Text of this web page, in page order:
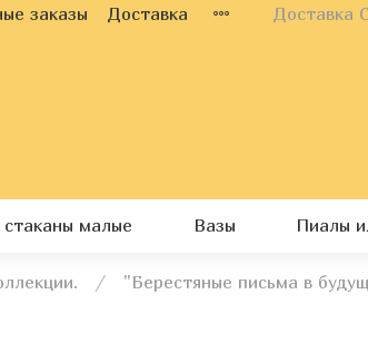
заказы Доставка Доставка
малые Вазы Пиалы
"Берестяные письма в